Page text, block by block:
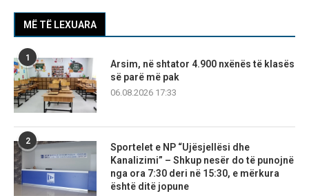
MË TË LEXUARA
1
Arsim, në shtator 4.900 nxënës të klasës
së parë më pak
06.08.2026 17:33
2
Sportelet e NP “Ujësjellësi dhe
Kanalizimi” – Shkup nesër do të punojnë
nga ora 7:30 deri në 15:30, e mërkura
është ditë jopune